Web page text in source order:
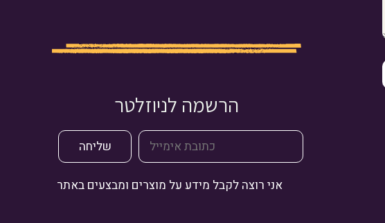
הרשמה לניוזלטר
אני רוצה לקבל מידע על מוצרים ומבצעים באתר